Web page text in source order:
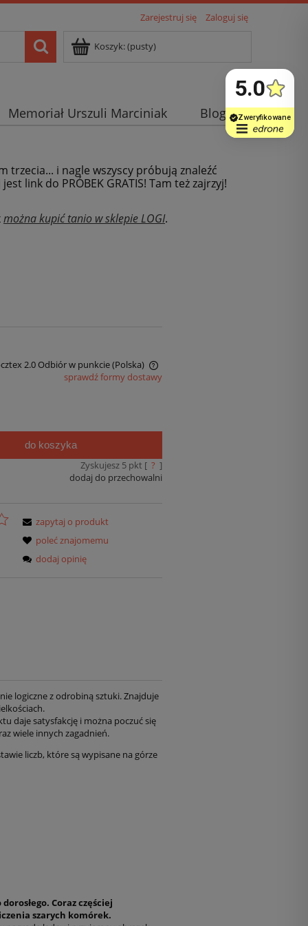
Zarejestruj się Zaloguj się
Koszyk:(pusty)
Memoriał Urszuli Marciniak Blog
trzecia... i nagle wszyscy próbują znaleźć
link do PRÓBEK GRATIS! Tam też zajrzyj!
można kupić tanio w sklepie LOGI.
2.0 Odbiór w punkcie(Polska)
sprawdź formy dostawy
do koszyka
Zyskujesz 5pkt [ ? ]
dodaj do przechowalni
zapytaj o produkt
poleć znajomemu
dodaj opinię
logiczne z odrobiną sztuki. Znajduje
daje satysfakcję i można poczuć się
wiele innych zagadnień.
liczb, które są wypisane na górze
Coraz częściej
szarych komórek.